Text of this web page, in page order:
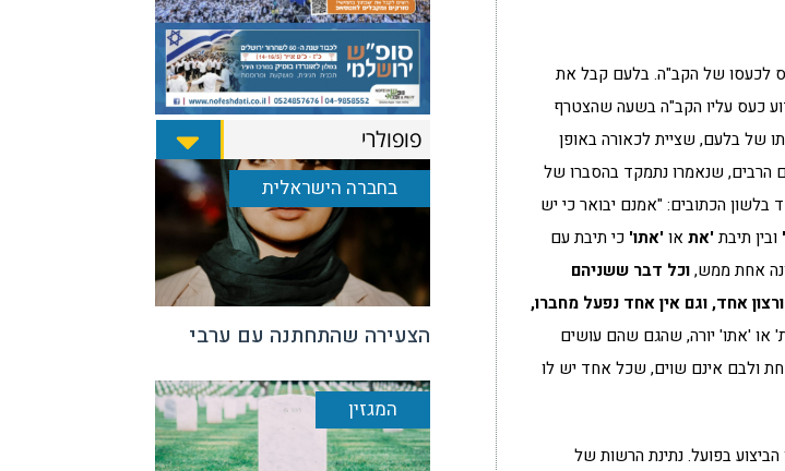
לכעסו של הקב"ה. בלעם קבל את
כעס עליו הקב"ה בשעה שהצטרף
של בלעם, שציית לכאורה באופן
הרבים, שנאמרו נתמקד בהסברו של
בלשון הכתובים: "אמנם יבואר כי יש
ובין תיבת'את או'אתו' כי תיבת עם
אחת ממש,וכל דבר ששניהם
אחד, וגם אין אחד נפעל מחברו,
או 'אתו' יורה, שהגם שהם עושים
ולבם אינם שוים, שכל אחד יש לו
הביצוע בפועל. נתינת הרשות של
פופולרי
בחברה הישראלית
הצעירה שהתחתנה עם ערבי
המגזין